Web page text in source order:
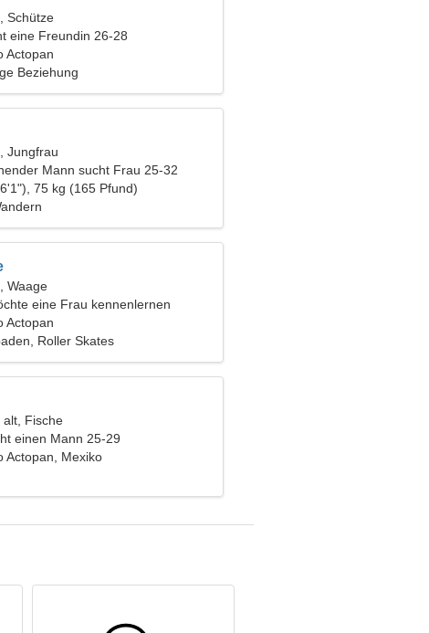
Schütze
eine Freundin 26-28
Actopan
Beziehung
Jungfrau
Mann sucht Frau 25-32
75 kg (165 Pfund)
Waage
eine Frau kennenlernen
Actopan
Roller Skates
alt, Fische
einen Mann 25-29
Actopan, Mexiko